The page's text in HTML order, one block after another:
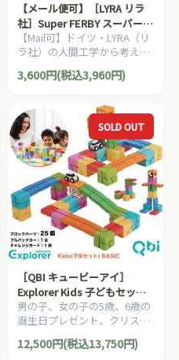
【メール便可】［LYRA リラ
社］Super FERBY スーパーフ
ァルビー 鉛筆 Bグラファイト
12本入り
【Mail可】ドイツ・LYRA（リ
ラ社）の人間工学から考えら
れた鉛筆。三角グリップの長
さ17.5cmの鉛筆Super
ー）シリーズ。
3,600円(税込3,960円)
SOLD OUT
［QBI キュービーアイ］
Explorer Kids 子どもセット
BASIC ブロック25個 車1台 5
歳から6歳頃 プログラミング
的思考を育てる磁石ブロック
知育玩具
男の子、女の子の5歳、6歳の
誕生日プレゼント、クリスマ
スプレゼント、入園祝いにお
すすめの、プログラミング的
12,500円(税込13,750円)